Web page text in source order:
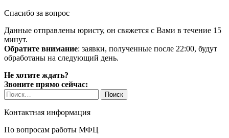
Спасибо за вопрос
Данные отправлены юристу, он свяжется с Вами в течение 15
минут.
Обратите внимание: заявки, полученные после 22:00, будут
обработаны на следующий день.
Не хотите ждать?
Звоните прямо сейчас:
Найти:
Контактная информация
По вопросам работы МФЦ